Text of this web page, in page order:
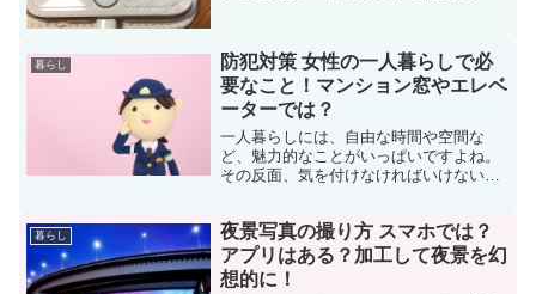
ちゃ危険な状...
暮らし
防犯対策 女性の一人暮らしで必
要なこと！マンション窓やエレベ
ーターでは？
一人暮らしには、自由な時間や空間な
ど、魅力的なことがいっぱいですよね。
その反面、気を付けなければいけないこ
て、安心安全に暮らしましょう。 マンシ
ョンなどの、部屋の窓や...
暮らし
夜景写真の撮り方 スマホでは？
アプリはある？加工して夜景を幻
想的に！